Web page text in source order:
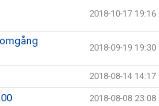
2018-10-17 19:16
2018-09-19 19:30
2018-08-14 14:17
2018-08-08 23:08